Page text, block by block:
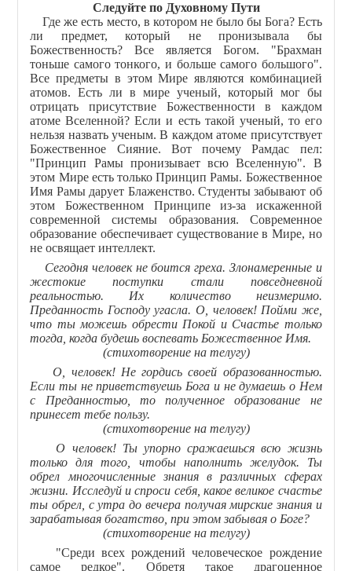
Следуйте по Духовному Пути
Где же есть место, в котором не было бы Бога? Есть
ли предмет, который не пронизывала бы
Божественность? Все является Богом. "Брахман
тоньше самого тонкого, и больше самого большого".
Все предметы в этом Мире являются комбинацией
атомов. Есть ли в мире ученый, который мог бы
отрицать присутствие Божественности в каждом
атоме Вселенной? Если и есть такой ученый, то его
нельзя назвать ученым. В каждом атоме присутствует
Божественное Сияние. Вот почему Рамдас пел:
"Принцип Рамы пронизывает всю Вселенную". В
этом Мире есть только Принцип Рамы. Божественное
Имя Рамы дарует Блаженство. Студенты забывают об
этом Божественном Принципе из-за искаженной
современной системы образования. Современное
образование обеспечивает существование в Мире, но
не освящает интеллект.
Сегодня человек не боится греха. Злонамеренные и
жестокие поступки стали повседневной
реальностью. Их количество неизмеримо.
Преданность Господу угасла. О, человек! Пойми же,
что ты можешь обрести Покой и Счастье только
тогда, когда будешь воспевать Божественное Имя.
(стихотворение на телугу)
О, человек! Не гордись своей образованностью.
Если ты не приветствуешь Бога и не думаешь о Нем
с Преданностью, то полученное образование не
принесет тебе пользу.
(стихотворение на телугу)
О человек! Ты упорно сражаешься всю жизнь
только для того, чтобы наполнить желудок. Ты
обрел многочисленные знания в различных сферах
жизни. Исследуй и спроси себя, какое великое счастье
ты обрел, с утра до вечера получая мирские знания и
зарабатывая богатство, при этом забывая о Боге?
(стихотворение на телугу)
"Среди всех рождений человеческое рождение
самое редкое". Обретя такое драгоценное